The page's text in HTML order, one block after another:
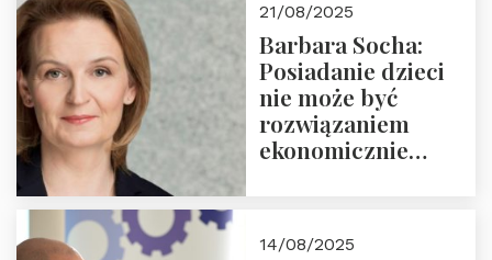
Nowego
Ćwierćwiecza”
21/08/2025
Barbara Socha:
Posiadanie dzieci
nie może być
rozwiązaniem
ekonomicznie
14/08/2025